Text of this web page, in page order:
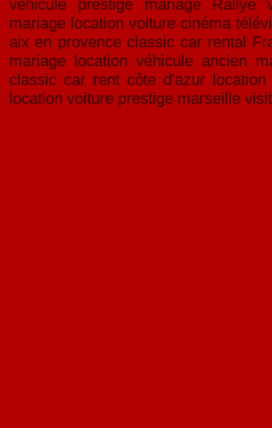
vehicule prestige mariage Rallye
mariage location voiture cinéma
aix en provence classic car rental
mariage location véhicule ancien
classic car rent côte d'azur
location voiture prestige marseille